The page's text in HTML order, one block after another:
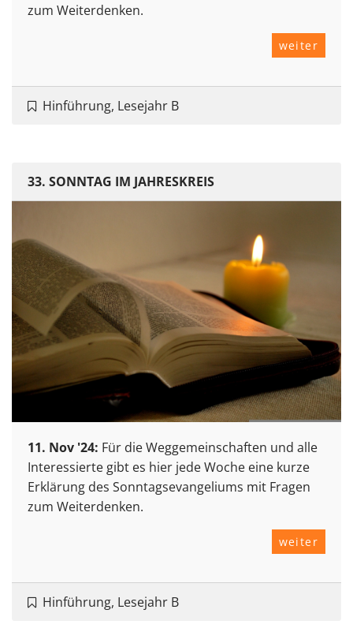
zum Weiterdenken.
weiter
Hinführung, Lesejahr B
33. SONNTAG IM JAHRESKREIS
11. Nov '24: Für die Weggemeinschaften und alle
Interessierte gibt es hier jede Woche eine kurze
Erklärung des Sonntagsevangeliums mit Fragen
zum Weiterdenken.
weiter
Hinführung, Lesejahr B